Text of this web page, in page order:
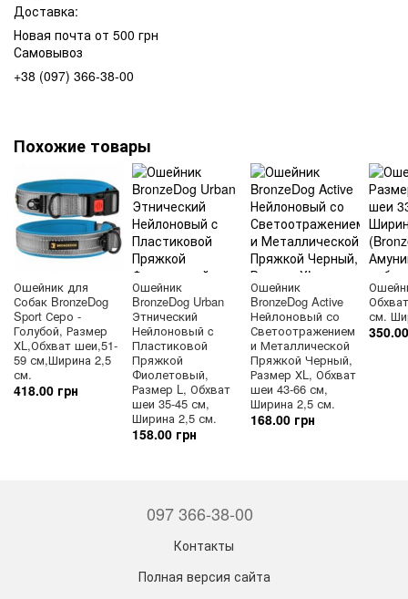
Доставка:
Новая почта от 500 грн
Самовывоз
+38 (097) 366-38-00
Похожие товары
Ошейник для
Собак BronzeDog
Sport Серо -
Голубой, Размер
ХL,Обхват шеи,51-
59 см,Ширина 2,5
см.
418.00 грн
Ошейник
BronzeDog Urban
Этнический
Нейлоновый c
Пластиковой
Пряжкой
Фиолетовый,
Размер L, Обхват
шеи 35-45 см,
Ширина 2,5 см.
158.00 грн
Ошейник
BronzeDog Active
Нейлоновый со
Светоотражением
и Металлической
Пряжкой Черный,
Размер ХL, Обхват
шеи 43-66 см,
Ширина 2,5 см.
168.00 грн
см.
097 366-38-00
Контакты
Полная версия сайта